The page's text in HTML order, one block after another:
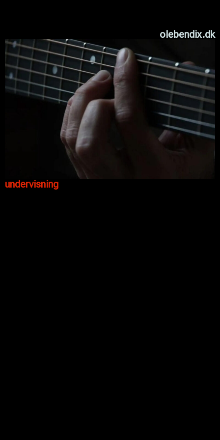
olebendix.dk
undervisning